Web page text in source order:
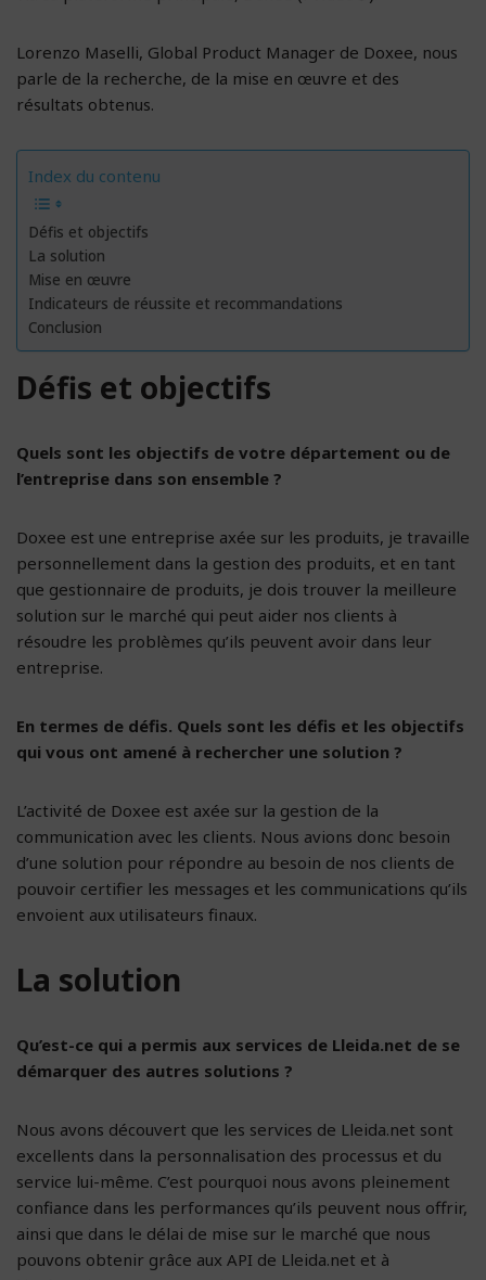
Lorenzo Maselli, Global Product Manager de Doxee, nous
parle de la recherche, de la mise en œuvre et des
résultats obtenus.
Index du contenu
Défis et objectifs
La solution
Mise en œuvre
Indicateurs de réussite et recommandations
Conclusion
Défis et objectifs
Quels sont les objectifs de votre département ou de
l’entreprise dans son ensemble ?
Doxee est une entreprise axée sur les produits, je travaille
personnellement dans la gestion des produits, et en tant
que gestionnaire de produits, je dois trouver la meilleure
solution sur le marché qui peut aider nos clients à
résoudre les problèmes qu’ils peuvent avoir dans leur
entreprise.
En termes de défis. Quels sont les défis et les objectifs
qui vous ont amené à rechercher une solution ?
L’activité de Doxee est axée sur la gestion de la
communication avec les clients. Nous avions donc besoin
d’une solution pour répondre au besoin de nos clients de
pouvoir certifier les messages et les communications qu’ils
envoient aux utilisateurs finaux.
La solution
Qu’est-ce qui a permis aux services de Lleida.net de se
démarquer des autres solutions ?
Nous avons découvert que les services de Lleida.net sont
excellents dans la personnalisation des processus et du
service lui-même. C’est pourquoi nous avons pleinement
confiance dans les performances qu’ils peuvent nous offrir,
ainsi que dans le délai de mise sur le marché que nous
pouvons obtenir grâce aux API de Lleida.net et à